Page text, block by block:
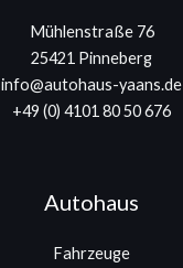
Mühlenstraße 76
25421 Pinneberg
info@autohaus-yaans.de
+49 (0) 4101 80 50 676
Autohaus
Fahrzeuge